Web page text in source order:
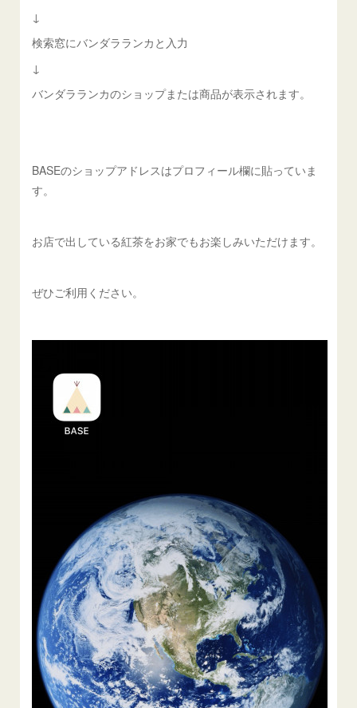
↓
検索窓にバンダラランカと入力
↓
バンダラランカのショップまたは商品が表示されます。
BASEのショップアドレスはプロフィール欄に貼っていま
す。
お店で出している紅茶をお家でもお楽しみいただけます。
ぜひご利用ください。